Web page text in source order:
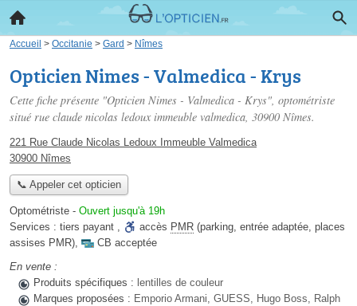
Accueil > Occitanie > Gard > Nîmes
Opticien Nimes - Valmedica - Krys
Cette fiche présente "Opticien Nimes - Valmedica - Krys", optométriste
situé rue claude nicolas ledoux immeuble valmedica, 30900 Nîmes.
221 Rue Claude Nicolas Ledoux Immeuble Valmedica
30900 Nîmes
📞 Appeler cet opticien
Optométriste - Ouvert jusqu'à 19h
Services : tiers payant , accès PMR (parking, entrée adaptée, places
assises PMR),
CB acceptée
En vente :
Produits spécifiques : lentilles de couleur
Marques proposées : Emporio Armani, GUESS, Hugo Boss, Ralph